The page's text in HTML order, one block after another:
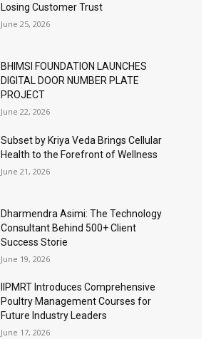
Losing Customer Trust
June 25, 2026
BHIMSI FOUNDATION LAUNCHES
DIGITAL DOOR NUMBER PLATE
PROJECT
June 22, 2026
Subset by Kriya Veda Brings Cellular
Health to the Forefront of Wellness
June 21, 2026
Dharmendra Asimi: The Technology
Consultant Behind 500+ Client
Success Storie
June 19, 2026
IIPMRT Introduces Comprehensive
Poultry Management Courses for
Future Industry Leaders
June 17, 2026